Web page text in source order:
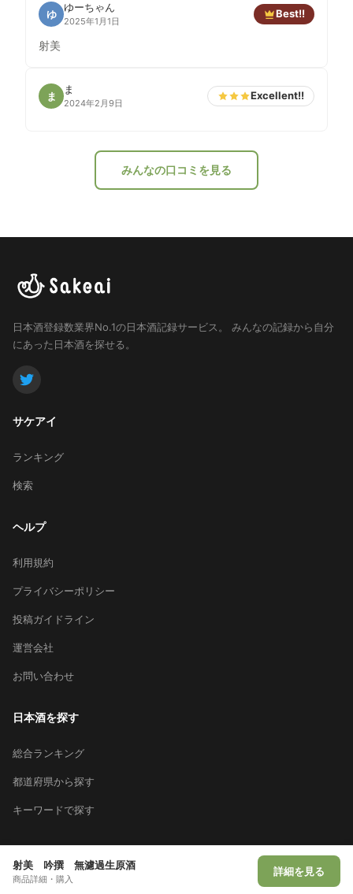
ゆ
ゆーちゃん
2025年1月1日
Best!!
射美
ま
ま
2024年2月9日
Excellent!!
みんなの口コミを見る
射美 吟撰 無濾過生原酒
商品詳細・購入
詳細を見る
日本酒登録数業界No.1の日本酒記録サービス。
みんなの記録から自分
にあった日本酒を探せる。
サケアイ
ランキング
検索
ヘルプ
利用規約
プライバシーポリシー
投稿ガイドライン
運営会社
お問い合わせ
日本酒を探す
総合ランキング
都道府県から探す
キーワードで探す
© 2026 Sakeai Inc.